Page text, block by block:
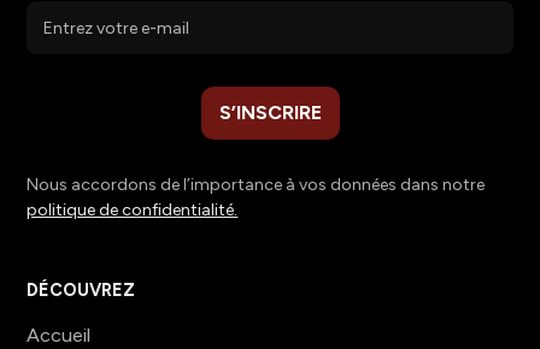
Nous accordons de l’importance à vos données dans notre
politique de confidentialité.
DÉCOUVREZ
Accueil